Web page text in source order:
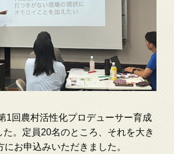
1回農村活性化プロデューサー育成
。定員20名のところ、それを大き
にお申込みいただきました。